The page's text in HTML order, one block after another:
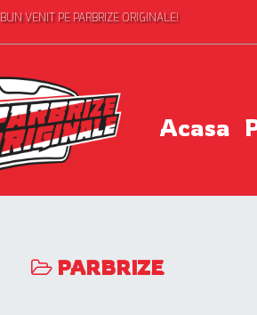
BUN VENIT PE PARBRIZE ORIGINALE!
Acasa
PARBRIZE